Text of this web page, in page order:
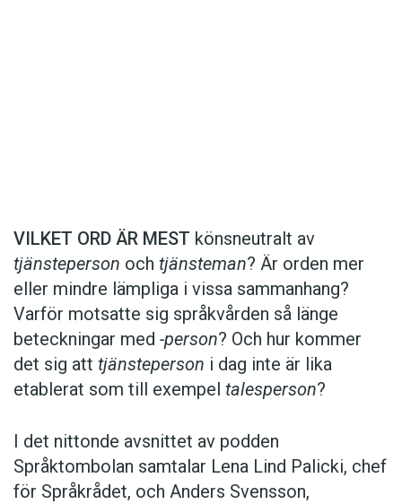
Hantera cookie-inställningar
VILKET ORD ÄR MEST könsneutralt av
tjänsteperson och tjänsteman? Är orden mer
eller mindre lämpliga i vissa sammanhang?
Varför motsatte sig språkvården så länge
beteckningar med -person? Och hur kommer
det sig att tjänsteperson i dag inte är lika
etablerat som till exempel talesperson?
I det nittonde avsnittet av podden
Språktombolan samtalar Lena Lind Palicki, chef
för Språkrådet, och Anders Svensson,